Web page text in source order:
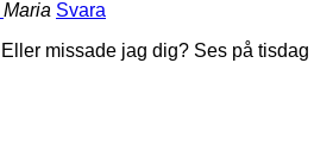
Maria Svara
missade jag dig? Ses på tisdag